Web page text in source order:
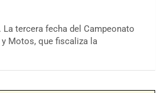
tercera fecha del Campeonato
Motos, que fiscaliza la